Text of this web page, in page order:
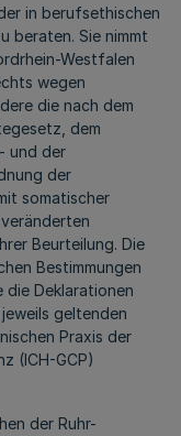
in berufsethischen
beraten. Sie nimmt
Westfalen
wegen
die nach dem
dem
und der
der
somatischer
Beurteilung. Die
Bestimmungen
die Deklarationen
geltenden
Praxis der
(ICH-GCP)
der Ruhr-